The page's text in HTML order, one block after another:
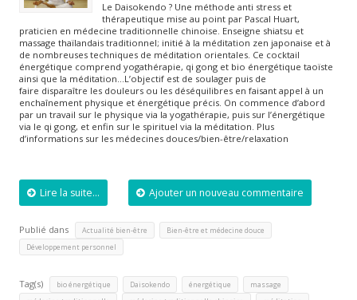
Le Daisokendo ? Une méthode anti stress et
thérapeutique mise au point par Pascal Huart,
praticien en médecine traditionnelle chinoise. Enseigne shiatsu et
massage thaïlandais traditionnel; initié à la méditation zen japonaise et à
de nombreuses techniques de méditation orientales. Ce cocktail
énergétique comprend yogathérapie, qi gong et bio énergétique taoïste
ainsi que la méditation…L’objectif est de soulager puis de
faire disparaître les douleurs ou les déséquilibres en faisant appel à un
enchaînement physique et énergétique précis. On commence d’abord
par un travail sur le physique via la yogathérapie, puis sur l’énergétique
via le qi gong, et enfin sur le spirituel via la méditation. Plus
d’informations sur les médecines douces/bien-être/relaxation
Lire la suite... Ajouter un nouveau commentaire
Publié dans Actualité bien-être Bien-être et médecine douce
Développement personnel
Tag(s) bio énergétique Daisokendo énergétique massage